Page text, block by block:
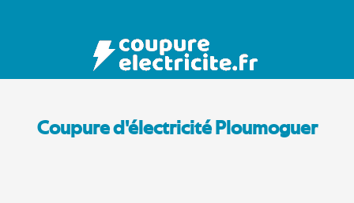
Coupure d'électricité Ploumoguer